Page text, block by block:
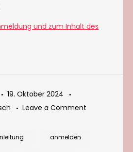
und zum Inhalt des
19. Oktober 2024
Leave a Comment
anmelden